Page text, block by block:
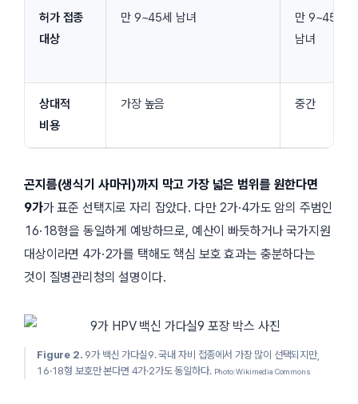
허가 접종
대상
만 9~45세 남녀
만 9~45세
남녀
상대적
비용
가장 높음 중간
곤지름(생식기 사마귀)까지 막고 가장 넓은 범위를 원한다면
9가가 표준 선택지로 자리 잡았다. 다만 2가·4가도 암의 주범인
16·18형을 동일하게 예방하므로, 예산이 빠듯하거나 국가지원
대상이라면 4가·2가를 택해도 핵심 보호 효과는 충분하다는
것이 질병관리청의 설명이다.
Figure 2. 9가 백신 가다실9. 국내 자비 접종에서 가장 많이 선택되지만,
16·18형 보호만 본다면 4가·2가도 동일하다. Photo: Wikimedia Commons